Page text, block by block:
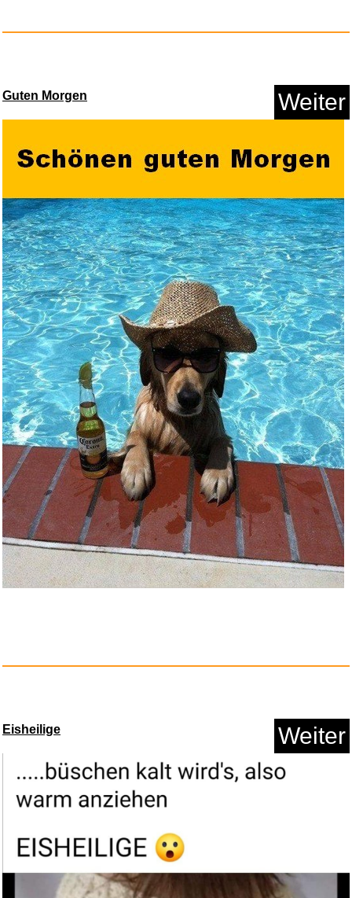
Introducing Kenny Cox [Vinyl L...
Anzeige
Anzeige
Living in Hope: A Rule of Life...
Guten Morgen Weiter
Eisheilige Weiter